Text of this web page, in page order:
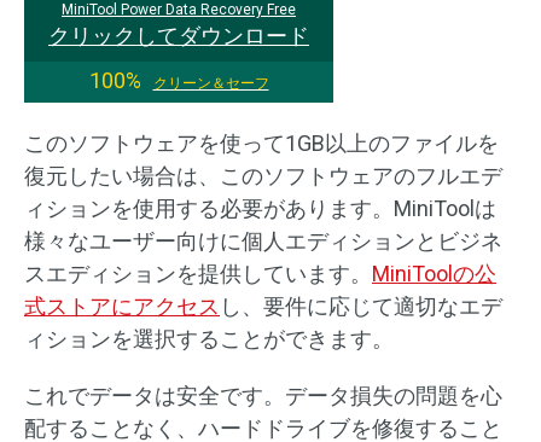
MiniTool Power Data Recovery Free
クリックしてダウンロード
100%
クリーン＆セーフ
このソフトウェアを使って1GB以上のファイルを
復元したい場合は、このソフトウェアのフルエデ
ィションを使用する必要があります。MiniToolは
様々なユーザー向けに個人エディションとビジネ
スエディションを提供しています。 MiniToolの公
式ストアにアクセス し、要件に応じて適切なエデ
ィションを選択することができます。
これでデータは安全です。データ損失の問題を心
配することなく、ハードドライブを修復すること